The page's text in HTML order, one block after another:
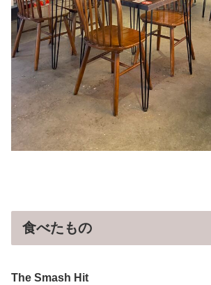
食べたもの
The Smash Hit